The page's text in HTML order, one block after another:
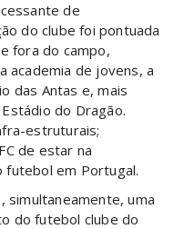
de
do clube foi pontuada
fora do campo,
academia de jovens, a
das Antas e, mais
do Dragão.
estruturais;
de estar na
futebol em Portugal.
simultaneamente, uma
do futebol clube do